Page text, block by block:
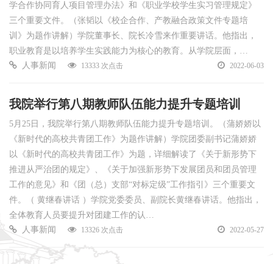
学合作协同育人项目管理办法》和《职业学校学生实习管理规定》
三个重要文件。（张韬以《校企合作、产教融合政策文件专题培
训》为题作讲解）学院董事长、院长冷雪来作重要讲话。他指出，
职业教育是以培养学生实践能力为核心的教育。从学院层面，…
人事新闻
13333 次点击 2022-06-03
我院举行第八期教师队伍能力提升专题培训
5月25日，我院举行第八期教师队伍能力提升专题培训。（蒲娇娇以
《新时代的高校共青团工作》为题作讲解）学院团委副书记蒲娇娇
以《新时代的高校共青团工作》为题，详细解读了《关于新形势下
推进从严治团的规定》、《关于加强新形势下发展团员和团员管理
工作的意见》和《团（总）支部“对标定级”工作指引》三个重要文
件。（ 黄继春讲话 ）学院党委委员、副院长黄继春讲话。他指出，
全体教育人员要提升对团建工作的认…
人事新闻
13326 次点击 2022-05-27